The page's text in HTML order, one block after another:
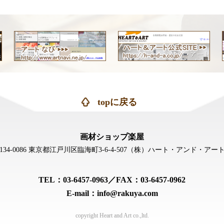
topに戻る
画材ショップ楽屋
0086 東京都江戸川区臨海町3-6-4-507（株）ハート・アンド・アー
TEL：03-6457-0963／FAX：03-6457-0962
E-mail：info@rakuya.com
copyright Heart and Art co.,ltd.